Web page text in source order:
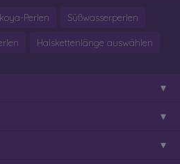
Perlen Süßwasserperlen
Halskettenlänge auswählen